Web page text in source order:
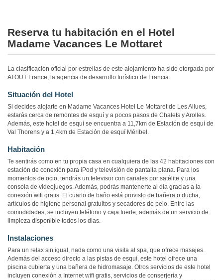
Reserva tu habitación en el Hotel
Madame Vacances Le Mottaret
La clasificación oficial por estrellas de este alojamiento ha sido otorgada por
ATOUT France, la agencia de desarrollo turístico de Francia.
Situación del Hotel
Si decides alojarte en Madame Vacances Hotel Le Mottaret de Les Allues,
estarás cerca de remontes de esquí y a pocos pasos de Chalets y Arolles.
Además, este hotel de esquí se encuentra a 11,7km de Estación de esquí de
Val Thorens y a 1,4km de Estación de esquí Méribel.
Habitación
Te sentirás como en tu propia casa en cualquiera de las 42 habitaciones con
estación de conexión para iPod y televisión de pantalla plana. Para los
momentos de ocio, tendrás un televisor con canales por satélite y una
consola de videojuegos. Además, podrás mantenerte al día gracias a la
conexión wifi gratis. El cuarto de baño está provisto de bañera o ducha,
artículos de higiene personal gratuitos y secadores de pelo. Entre las
comodidades, se incluyen teléfono y caja fuerte, además de un servicio de
limpieza disponible todos los días.
Instalaciones
Para un relax sin igual, nada como una visita al spa, que ofrece masajes.
Además del acceso directo a las pistas de esquí, este hotel ofrece una
piscina cubierta y una bañera de hidromasaje. Otros servicios de este hotel
incluyen conexión a Internet wifi gratis, servicios de conserjería y